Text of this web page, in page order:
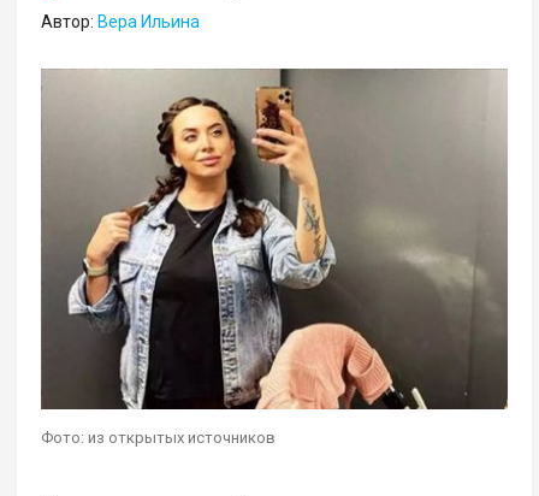
Автор: Вера Ильина
Фото: из открытых источников